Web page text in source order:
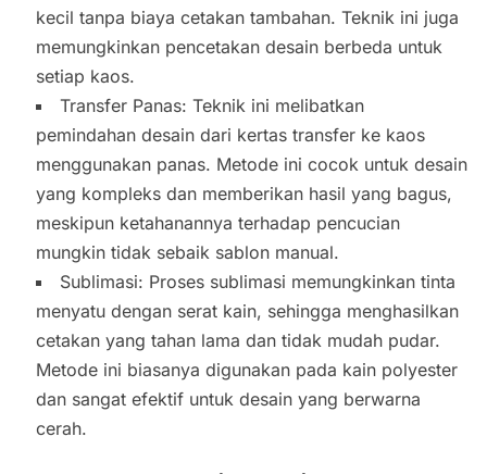
kecil tanpa biaya cetakan tambahan. Teknik ini juga
memungkinkan pencetakan desain berbeda untuk
setiap kaos.
Transfer Panas: Teknik ini melibatkan
pemindahan desain dari kertas transfer ke kaos
menggunakan panas. Metode ini cocok untuk desain
yang kompleks dan memberikan hasil yang bagus,
meskipun ketahanannya terhadap pencucian
mungkin tidak sebaik sablon manual.
Sublimasi: Proses sublimasi memungkinkan tinta
menyatu dengan serat kain, sehingga menghasilkan
cetakan yang tahan lama dan tidak mudah pudar.
Metode ini biasanya digunakan pada kain polyester
dan sangat efektif untuk desain yang berwarna
cerah.